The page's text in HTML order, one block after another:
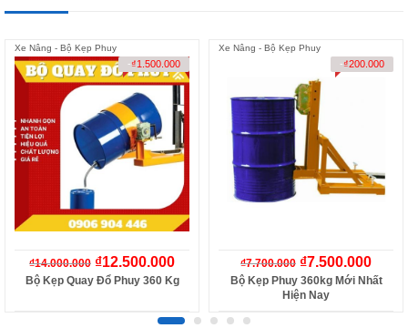
Xe Nâng - Bộ Kẹp Phuy
-₫1.500.000
₫14.000.000 ₫12.500.000
Bộ Kẹp Quay Đổ Phuy 360 Kg
Xe Nâng - Bộ Kẹp Phuy
-₫200.000
₫7.700.000 ₫7.500.000
Bộ Kẹp Phuy 360kg Mới Nhất
Hiện Nay